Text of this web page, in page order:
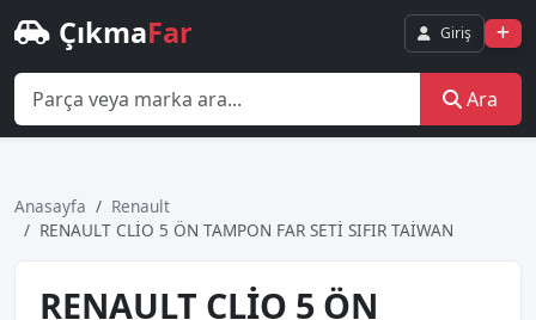
ÇıkmaFar Giriş
Ara
Anasayfa
Renault
RENAULT CLİO 5 ÖN TAMPON FAR SETİ SIFIR TAİWAN
RENAULT CLİO 5 ÖN